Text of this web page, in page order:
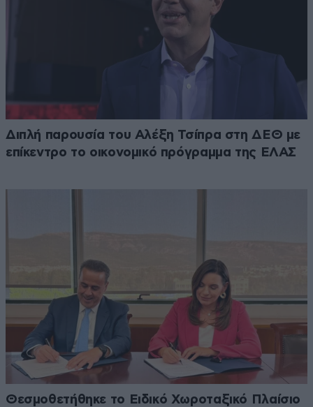
Διπλή παρουσία του Αλέξη Τσίπρα στη ΔΕΘ με
επίκεντρο το οικονομικό πρόγραμμα της ΕΛΑΣ
Θεσμοθετήθηκε το Ειδικό Χωροταξικό Πλαίσιο